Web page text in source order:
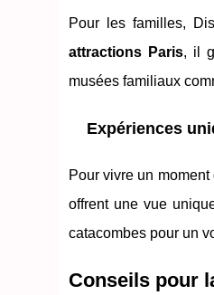
Pour les familles,
attractions Paris, il
musées familiaux
Expériences
Pour vivre un
offrent une vue
catacombes pour un
Conseils pour